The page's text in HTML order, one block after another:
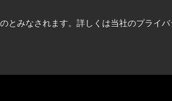
とみなされます。詳しくは当社のプライ